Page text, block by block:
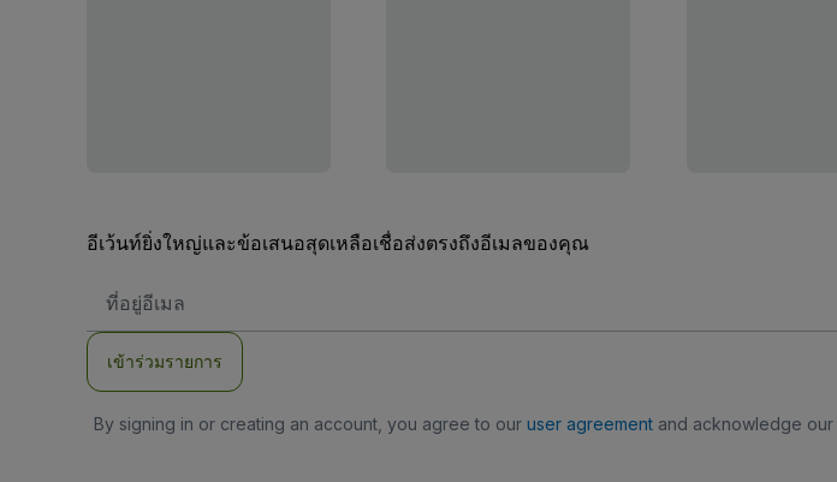
อีเว้นท์ยิ่งใหญ่และข้อเสนอสุดเหลือเชื่อส่งตรงถึงอีเมลของคุณ
อยู่
เข้าร่วมรายการ
By signing in or creating an account, you agree to our user agreementand acknowledge our